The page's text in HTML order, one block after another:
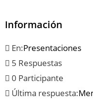
Información
En:Presentaciones
5 Respuestas
0 Participante
Última respuesta: